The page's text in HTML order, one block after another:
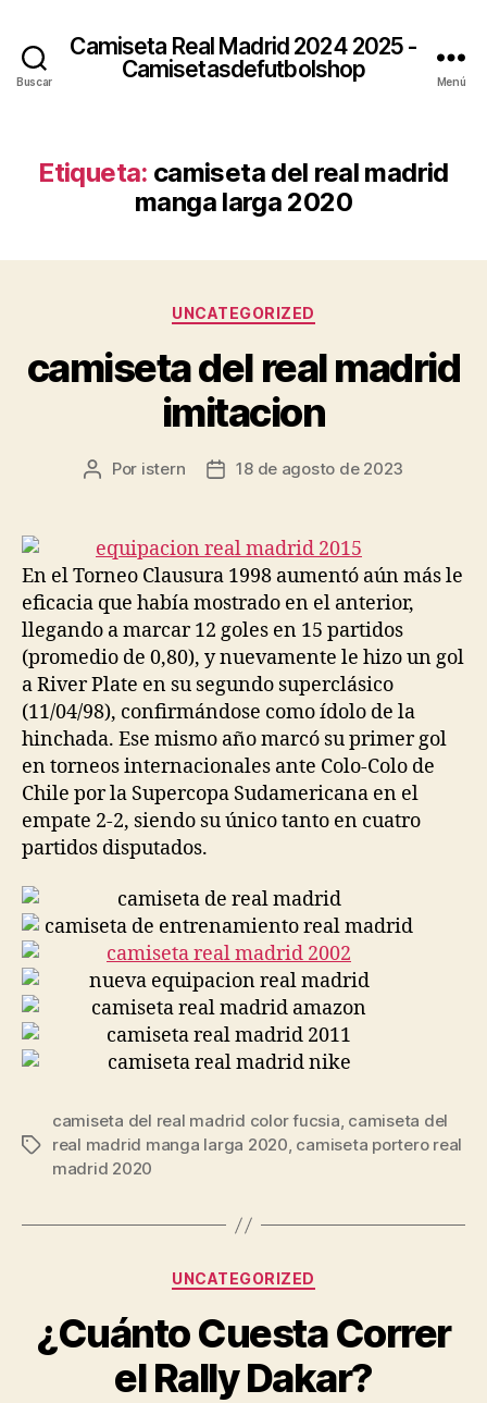
Buscar
Camiseta Real Madrid 2024 2025 -
Camisetasdefutbolshop
Menú
Etiqueta: camiseta del real madrid
manga larga 2020
Categorías
UNCATEGORIZED
camiseta del real madrid
imitacion
Autor
entrada
Por istern
Fecha
entrada
18 de agosto de 2023
En el Torneo Clausura 1998 aumentó aún más le
eficacia que había mostrado en el anterior,
llegando a marcar 12 goles en 15 partidos
(promedio de 0,80), y nuevamente le hizo un gol
a River Plate en su segundo superclásico
(11/04/98), confirmándose como ídolo de la
hinchada. Ese mismo año marcó su primer gol
en torneos internacionales ante Colo-Colo de
Chile por la Supercopa Sudamericana en el
empate 2-2, siendo su único tanto en cuatro
partidos disputados.
Etiquetas
camiseta del real madrid color fucsia, camiseta del
real madrid manga larga 2020, camiseta portero real
madrid 2020
Categorías
UNCATEGORIZED
¿Cuánto Cuesta Correr
el Rally Dakar?